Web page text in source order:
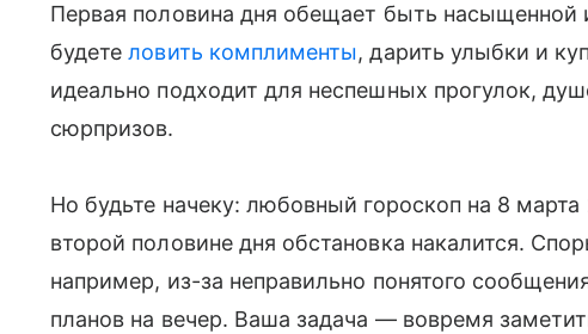
Первая половина дня обещает быть
будетеловить комплименты, дарить улыбки и
идеально подходит для неспешных прогулок,
сюрпризов.
Но будьте начеку: любовный гороскоп на 8
второй половине дня обстановка накалится.
например, из-за неправильно понятого
планов на вечер. Ваша задача — вовремя